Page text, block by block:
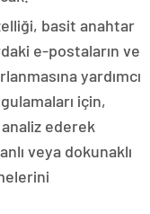
basit anahtar
e-postaların ve
yardımcı
için,
ederek
veya dokunaklı